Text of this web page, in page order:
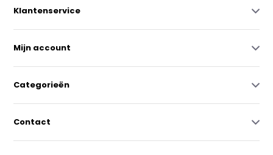
Klantenservice
Mijn account
Categorieën
Contact